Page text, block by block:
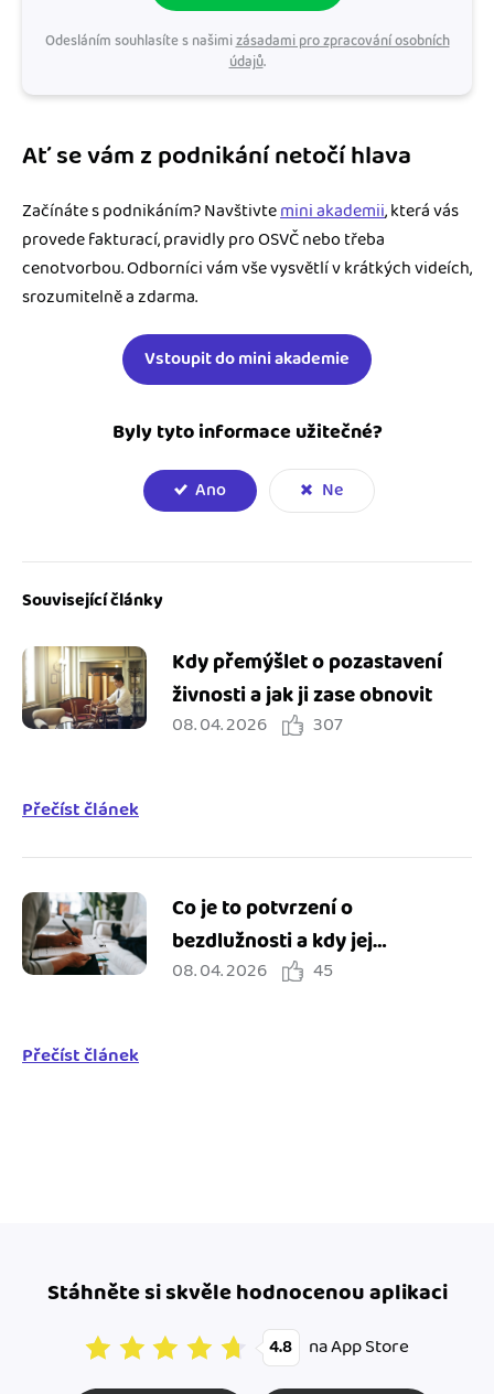
Odesláním souhlasíte s našimizásadami pro zpracování osobních
údajů.
Ať se vám z podnikání netočí hlava
Začínáte s podnikáním? Navštivtemini akademii, která vás
provede fakturací, pravidly pro OSVČ nebo třeba
cenotvorbou. Odborníci vám vše vysvětlí v krátkých videích,
srozumitelně a zdarma.
Vstoupit do mini akademie
Byly tyto informace užitečné?
Ano Ne
Související články
Kdy přemýšlet o pozastavení
živnosti a jak ji zase obnovit
08. 04. 2026 307
Přečíst článek
Co je to potvrzení o
bezdlužnosti a kdy jej
potřebuji?
08. 04. 2026 45
Přečíst článek
Stáhněte si skvěle hodnocenou aplikaci
4.8 na App Store